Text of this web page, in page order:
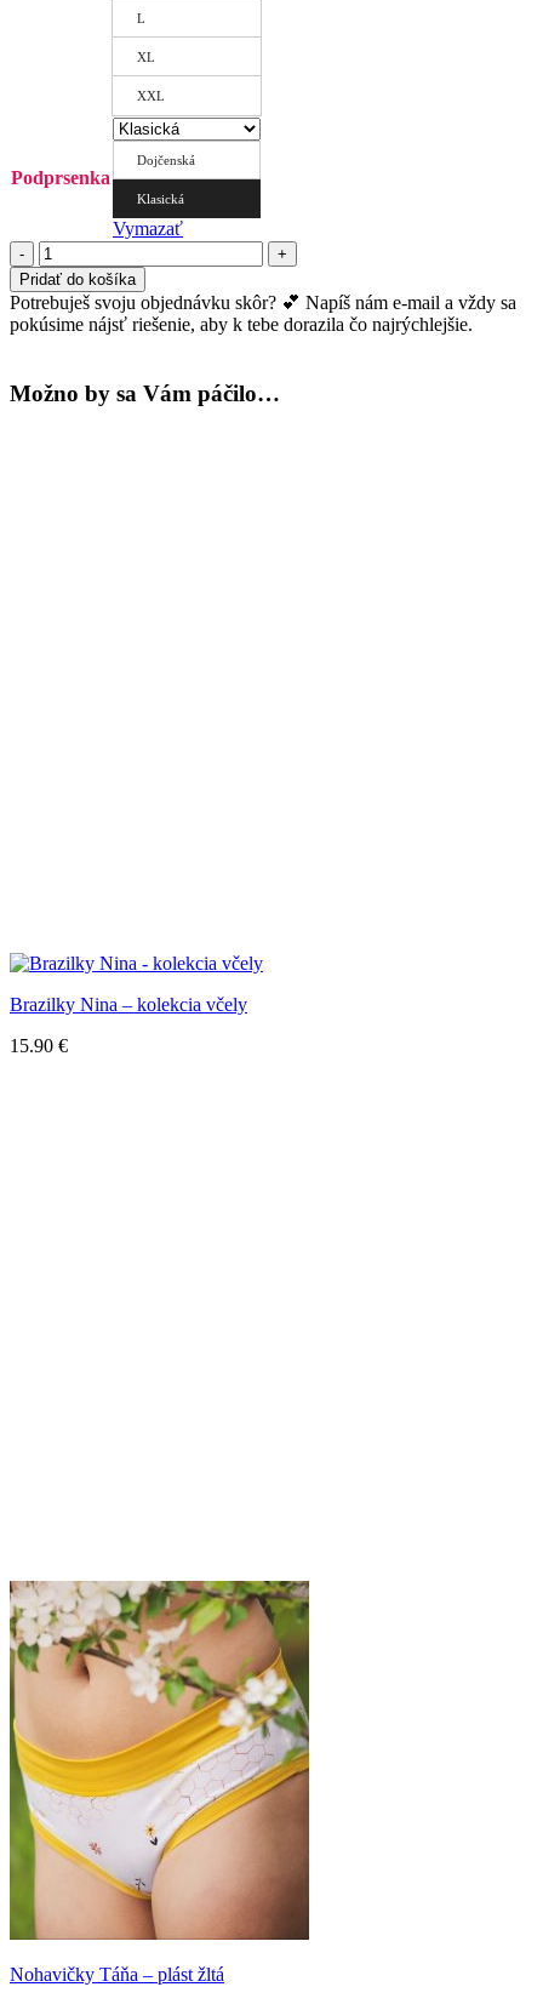
L
XL
XXL
Podprsenka
Dojčenská
Klasická
Vymazať
množstvo
Podprsenka
Jane
-
plásty
Pridať do košíka
Potrebuješ svoju objednávku skôr? 💕 Napíš nám e-mail a vždy sa
pokúsime nájsť riešenie, aby k tebe dorazila čo najrýchlejšie.
Možno by sa Vám páčilo…
Brazilky Nina – kolekcia včely
15.90 €
Nohavičky Táňa – plást žltá